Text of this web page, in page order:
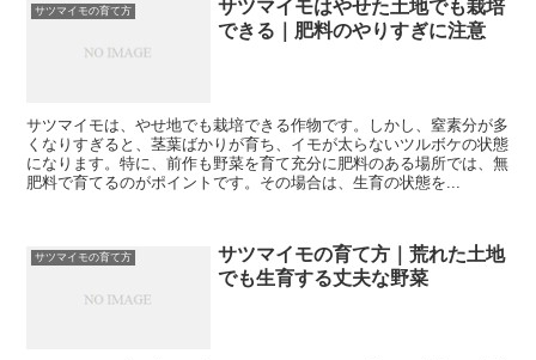
サツマイモの育て方
サツマイモはやせた土地でも栽培
できる｜肥料のやりすぎに注意
サツマイモは、やせ地でも栽培できる作物です。しかし、窒素分が多
くなりすぎると、茎葉ばかりが育ち、イモが太らないツルボケの状態
になります。特に、前作も野菜を育て充分に肥料のある場所では、無
肥料で育てるのがポイントです。その場合は、生育の状態を...
サツマイモの育て方
サツマイモの育て方｜荒れた土地
でも生育する丈夫な野菜